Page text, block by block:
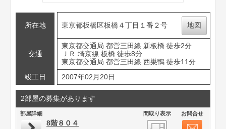
所在地 東京都板橋区板橋４丁目１番２号 地図
交通
東京都交通局 都営三田線 新板橋 徒歩2分
ＪＲ 埼京線 板橋 徒歩8分
東京都交通局 都営三田線 西巣鴨 徒歩11分
竣工日
2007年02月20日
2部屋の募集があります
部屋詳細 間取り表示 お問合せ
8階８０４